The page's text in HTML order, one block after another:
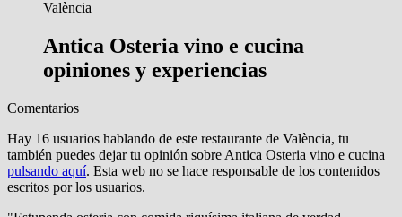
Antica Osteria vino e cucina
opiniones y experiencias
Comentarios
Hay 16 usuarios hablando de este restaurante de València, tu
también puedes dejar tu opinión sobre Antica Osteria vino e cucina
pulsando aquí. Esta web no se hace responsable de los contenidos
escritos por los usuarios.